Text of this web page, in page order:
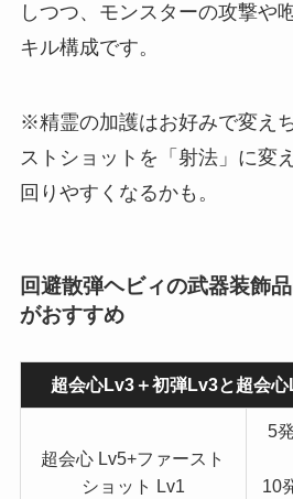
しつつ、モンスターの攻撃や
キル構成です。
※精霊の加護はお好みで変え
ストショットを「射法」に変
回りやすくなるかも。
回避散弾ヘビィの武器装飾
がおすすめ
超会心Lv3＋初弾Lv3と超会
超会心 Lv5+ファースト
ショット Lv1
5
10